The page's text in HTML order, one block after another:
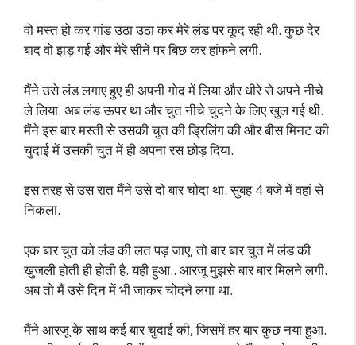
वो मस्त हो कर गांड उठा उठा कर मेरे लंड पर कूद रही थी. कुछ देर
बाद वो झड़ गई और मेरे सीने पर बिछ कर हांफने लगी.
मैंने उसे लंड लगाए हुए ही अपनी गोद में लिया और धीरे से अपने नीचे
ले लिया. अब लंड ऊपर था और चुत नीचे चुदने के लिए खुल गई थी.
मैंने इस बार मस्ती से उसकी चुत की ड्रिलिंग की और बीस मिनट की
चुदाई में उसकी चुत में ही अपना रस छोड़ दिया.
इस तरह से उस रात मैंने उसे दो बार चोदा था. सुबह 4 बजे में वहां से
निकला.
एक बार चुत को लंड की लत पड़ जाए, तो बार बार चुत में लंड की
खुजली होती ही होती है. यही हुआ.. आरजू मुझसे बार बार मिलने लगी.
अब तो मैं उसे दिन में भी जाकर चोदने लगा था.
मैंने आरजू के साथ कई बार चुदाई की, जिसमें हर बार कुछ नया हुआ.